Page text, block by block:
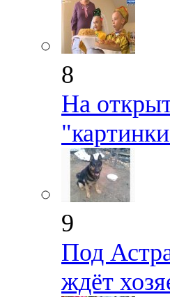
8
На
9
Под
ждёт